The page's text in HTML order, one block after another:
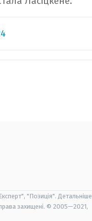
"Позиція". Детальніше
захищені. © 2005—2021,